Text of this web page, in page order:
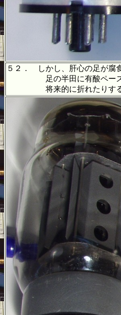
５２． しかし、肝心の足が腐
足の半田に有酸ペーストを
将来的に折れたりする